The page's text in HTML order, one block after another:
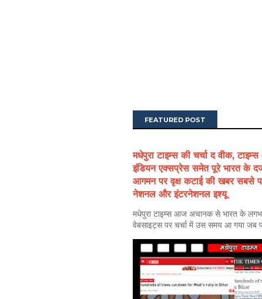
FEATURED POST
मधेपुरा टाइम्स की चर्चा द वीक,
इंडियन एक्सप्रेस समेत पूरे भारत के
आगमन पर वृक्ष कटाई की खबर सबसे
नेशनल और इंटरनेशनल इश्यू
मधेपुरा टाइम्स आज अचानक से भारत के
वेबसाइट्स पर चर्चा में उस समय आ गया जब